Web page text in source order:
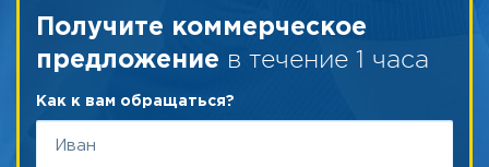
Получите коммерческое
предложение в течение 1 часа
Как к вам обращаться?